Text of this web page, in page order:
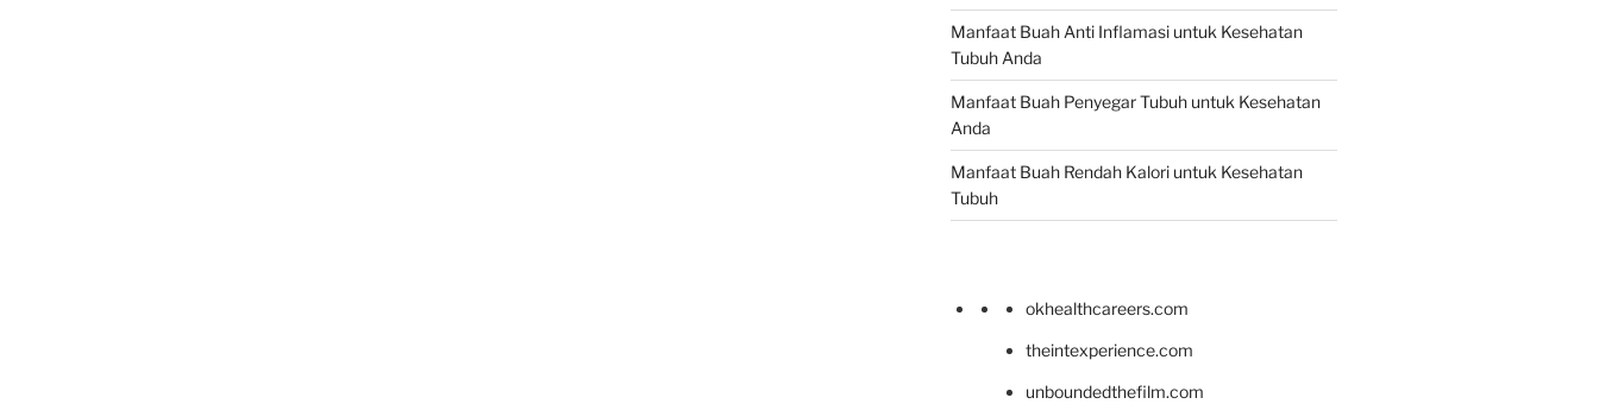
Manfaat Buah Anti Inflamasi untuk Kesehatan
Tubuh Anda
Manfaat Buah Penyegar Tubuh untuk Kesehatan
Anda
Manfaat Buah Rendah Kalori untuk Kesehatan
Tubuh
okhealthcareers.com
theintexperience.com
unboundedthefilm.com